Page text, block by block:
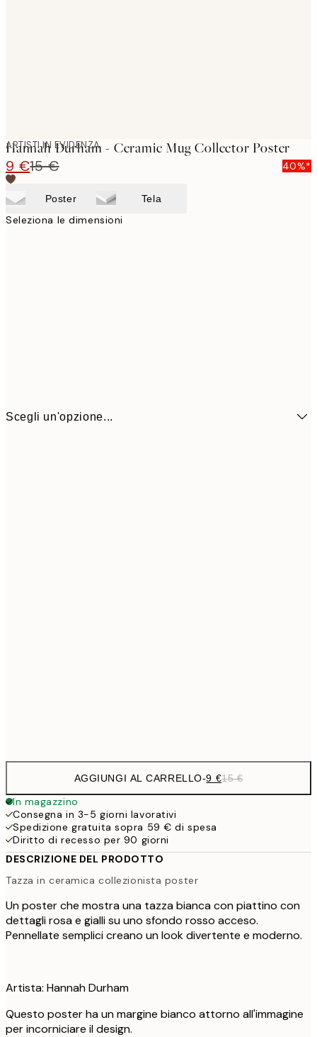
ARTISTI IN EVIDENZA
Hannah Durham - Ceramic Mug Collector Poster
9 €15 € 40%*
Poster Tela
Seleziona le dimensioni
Scegli un'opzione...
AGGIUNGI AL CARRELLO-9 €15 €
In magazzino
Consegna in 3-5 giorni lavorativi
Spedizione gratuita sopra 59 € di spesa
Diritto di recesso per 90 giorni
DESCRIZIONE DEL PRODOTTO
Tazza in ceramica collezionista poster
Un poster che mostra una tazza bianca con piattino con
dettagli rosa e gialli su uno sfondo rosso acceso.
Pennellate semplici creano un look divertente e moderno.
Artista: Hannah Durham
Questo poster ha un margine bianco attorno all'immagine
per incorniciare il design.